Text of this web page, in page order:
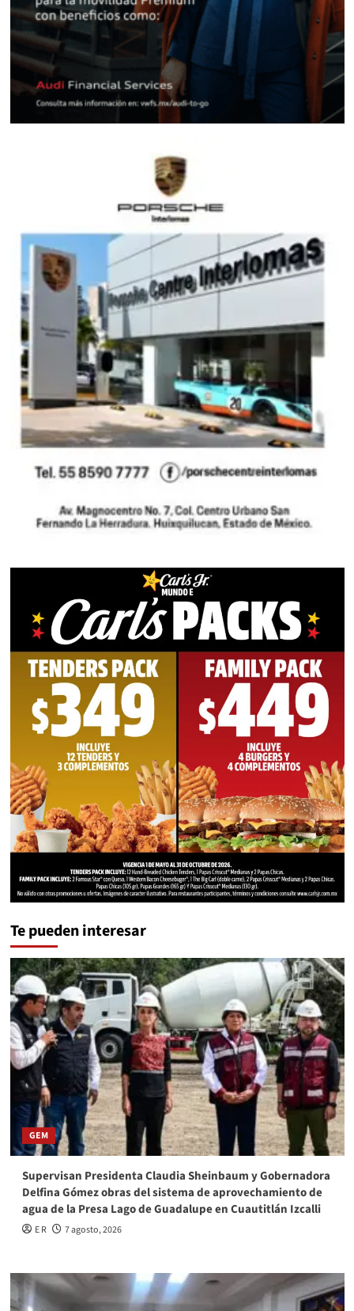
Te pueden interesar
GEM
Supervisan Presidenta Claudia Sheinbaum y Gobernadora
Delfina Gómez obras del sistema de aprovechamiento de
agua de la Presa Lago de Guadalupe en Cuautitlán Izcalli
E R 7 agosto, 2026